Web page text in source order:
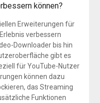
können?
Erweiterungen für
verbessern
Downloader bis hin
gibt es
für YouTube-Nutzer
können dazu
das Streaming
Funktionen